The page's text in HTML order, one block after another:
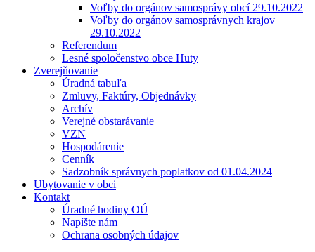
Voľby do orgánov samosprávy obcí 29.10.2022
Voľby do orgánov samosprávnych krajov
29.10.2022
Referendum
Lesné spoločenstvo obce Huty
Zverejňovanie
Úradná tabuľa
Zmluvy, Faktúry, Objednávky
Archív
Verejné obstarávanie
VZN
Hospodárenie
Cenník
Sadzobník správnych poplatkov od 01.04.2024
Ubytovanie v obci
Kontakt
Úradné hodiny OÚ
Napíšte nám
Ochrana osobných údajov